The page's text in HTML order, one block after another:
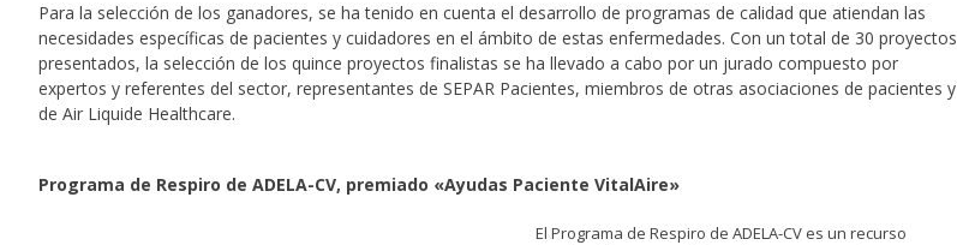
Para la selección de los ganadores, se ha tenido en cuenta el desarrollo de programas de calidad que atiendan las
necesidades específicas de pacientes y cuidadores en el ámbito de estas enfermedades. Con un total de 30 proyectos
presentados, la selección de los quince proyectos finalistas se ha llevado a cabo por un jurado compuesto por
expertos y referentes del sector, representantes de SEPAR Pacientes, miembros de otras asociaciones de pacientes y
de Air Liquide Healthcare.
Programa de Respiro de ADELA-CV, premiado «Ayudas Paciente VitalAire»
El Programa de Respiro de ADELA-CV es un recurso